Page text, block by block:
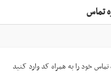
تماس
تماس خود را به همراه کد وارد کنید